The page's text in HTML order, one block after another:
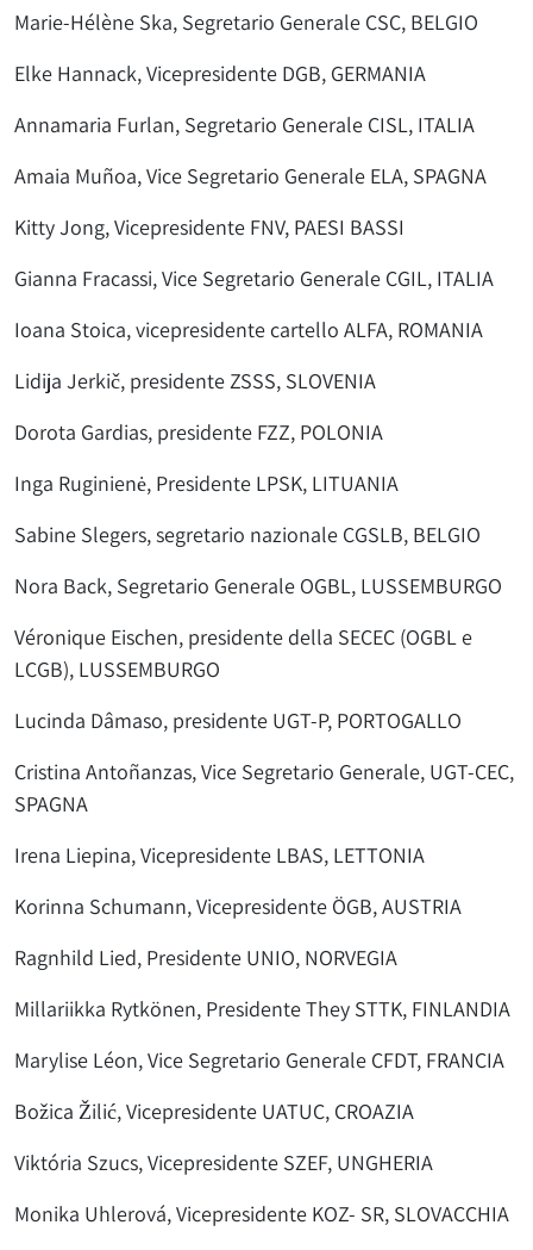
Marie-Hélène Ska, Segretario Generale CSC, BELGIO
Elke Hannack, Vicepresidente DGB, GERMANIA
Annamaria Furlan, Segretario Generale CISL, ITALIA
Amaia Muñoa, Vice Segretario Generale ELA, SPAGNA
Kitty Jong, Vicepresidente FNV, PAESI BASSI
Gianna Fracassi, Vice Segretario Generale CGIL, ITALIA
Ioana Stoica, vicepresidente cartello ALFA, ROMANIA
Lidija Jerkič, presidente ZSSS, SLOVENIA
Dorota Gardias, presidente FZZ, POLONIA
Inga Ruginienė, Presidente LPSK, LITUANIA
Sabine Slegers, segretario nazionale CGSLB, BELGIO
Nora Back, Segretario Generale OGBL, LUSSEMBURGO
Véronique Eischen, presidente della SECEC (OGBL e
LCGB), LUSSEMBURGO
Lucinda Dâmaso, presidente UGT-P, PORTOGALLO
Cristina Antoñanzas, Vice Segretario Generale, UGT-CEC,
SPAGNA
Irena Liepina, Vicepresidente LBAS, LETTONIA
Korinna Schumann, Vicepresidente ÖGB, AUSTRIA
Ragnhild Lied, Presidente UNIO, NORVEGIA
Millariikka Rytkönen, Presidente They STTK, FINLANDIA
Marylise Léon, Vice Segretario Generale CFDT, FRANCIA
Božica Žilić, Vicepresidente UATUC, CROAZIA
Viktória Szucs, Vicepresidente SZEF, UNGHERIA
Monika Uhlerová, Vicepresidente KOZ- SR, SLOVACCHIA